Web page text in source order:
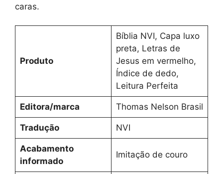
caras.
Produto
Bíblia NVI, Capa luxo
preta, Letras de
Jesus em vermelho,
Índice de dedo,
Leitura Perfeita
Editora/marca Thomas Nelson Brasil
Tradução NVI
Acabamento
informado
Imitação de couro